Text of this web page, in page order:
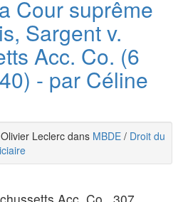
Cour suprême
Sargent v.
Acc. Co. (6
- par Céline
Leclerc dans MBDE / Droit du